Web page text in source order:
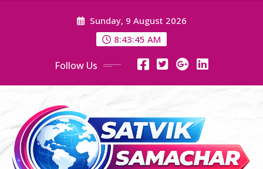
Sunday, 9 August 2026
8:43:46 AM
Follow Us